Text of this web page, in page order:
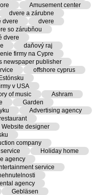
Amusement center
dvere a zárubne
dvere
dvere
so zárubňou
dvere
daňový raj
firmy na Cypre
newspaper publisher
offshore cyprus
v USA
of music
Ashram
Garden
Advertising agency
Website designer
company
Holiday home
agency
service
agency
Gebläsen